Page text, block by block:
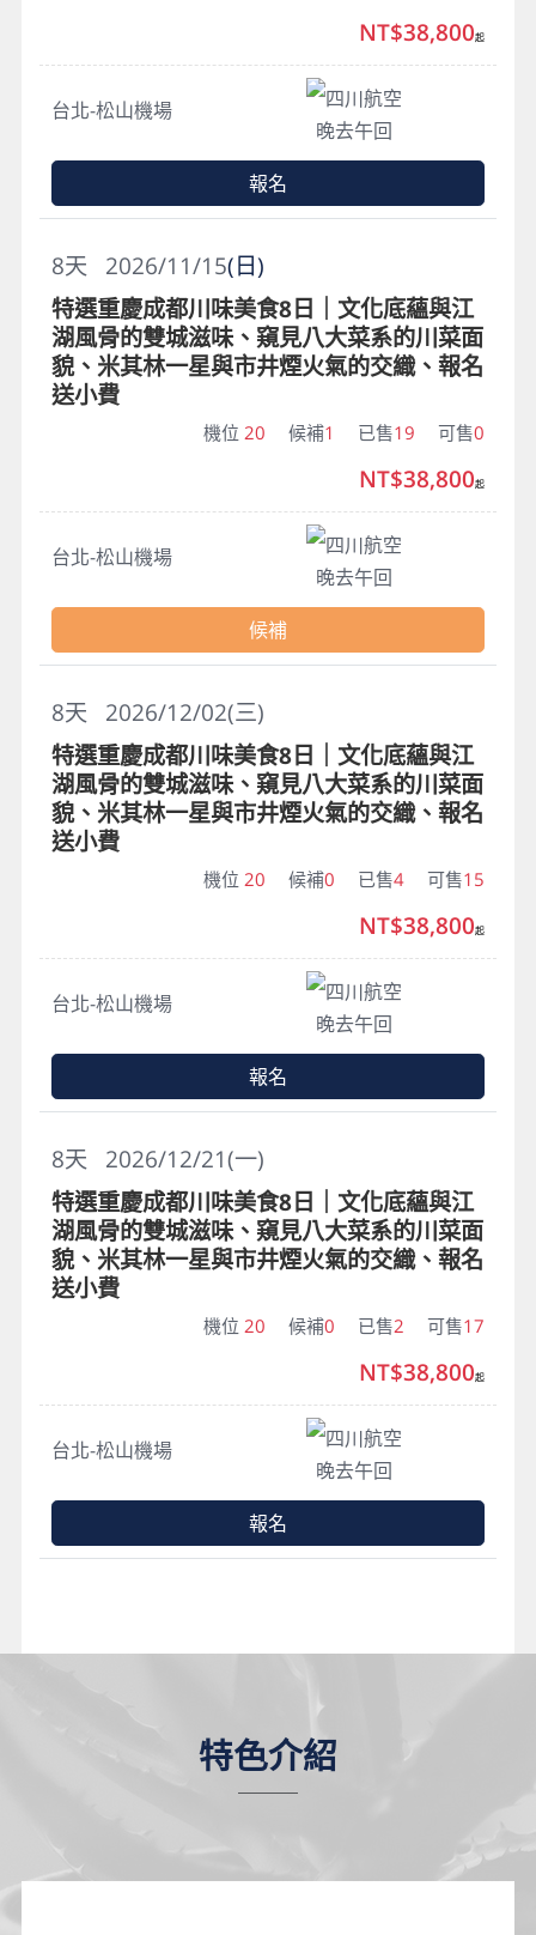
特色介紹
台北-松山機場
四川航空
晚去午回
NT$38,800起
報名
2026/11/15(日)
8天
特選重慶成都川味美食8日｜文化底蘊與江
湖風骨的雙城滋味、窺見八大菜系的川菜面
貌、米其林一星與市井煙火氣的交織、報名
送小費
機位 20 候補1 已售19 可售0
台北-松山機場
四川航空
晚去午回
NT$38,800起
候補
2026/12/02(三)
8天
特選重慶成都川味美食8日｜文化底蘊與江
湖風骨的雙城滋味、窺見八大菜系的川菜面
貌、米其林一星與市井煙火氣的交織、報名
送小費
機位 20 候補0 已售4 可售15
台北-松山機場
四川航空
晚去午回
NT$38,800起
報名
2026/12/21(一)
8天
特選重慶成都川味美食8日｜文化底蘊與江
湖風骨的雙城滋味、窺見八大菜系的川菜面
貌、米其林一星與市井煙火氣的交織、報名
送小費
機位 20 候補0 已售2 可售17
台北-松山機場
四川航空
晚去午回
NT$38,800起
報名